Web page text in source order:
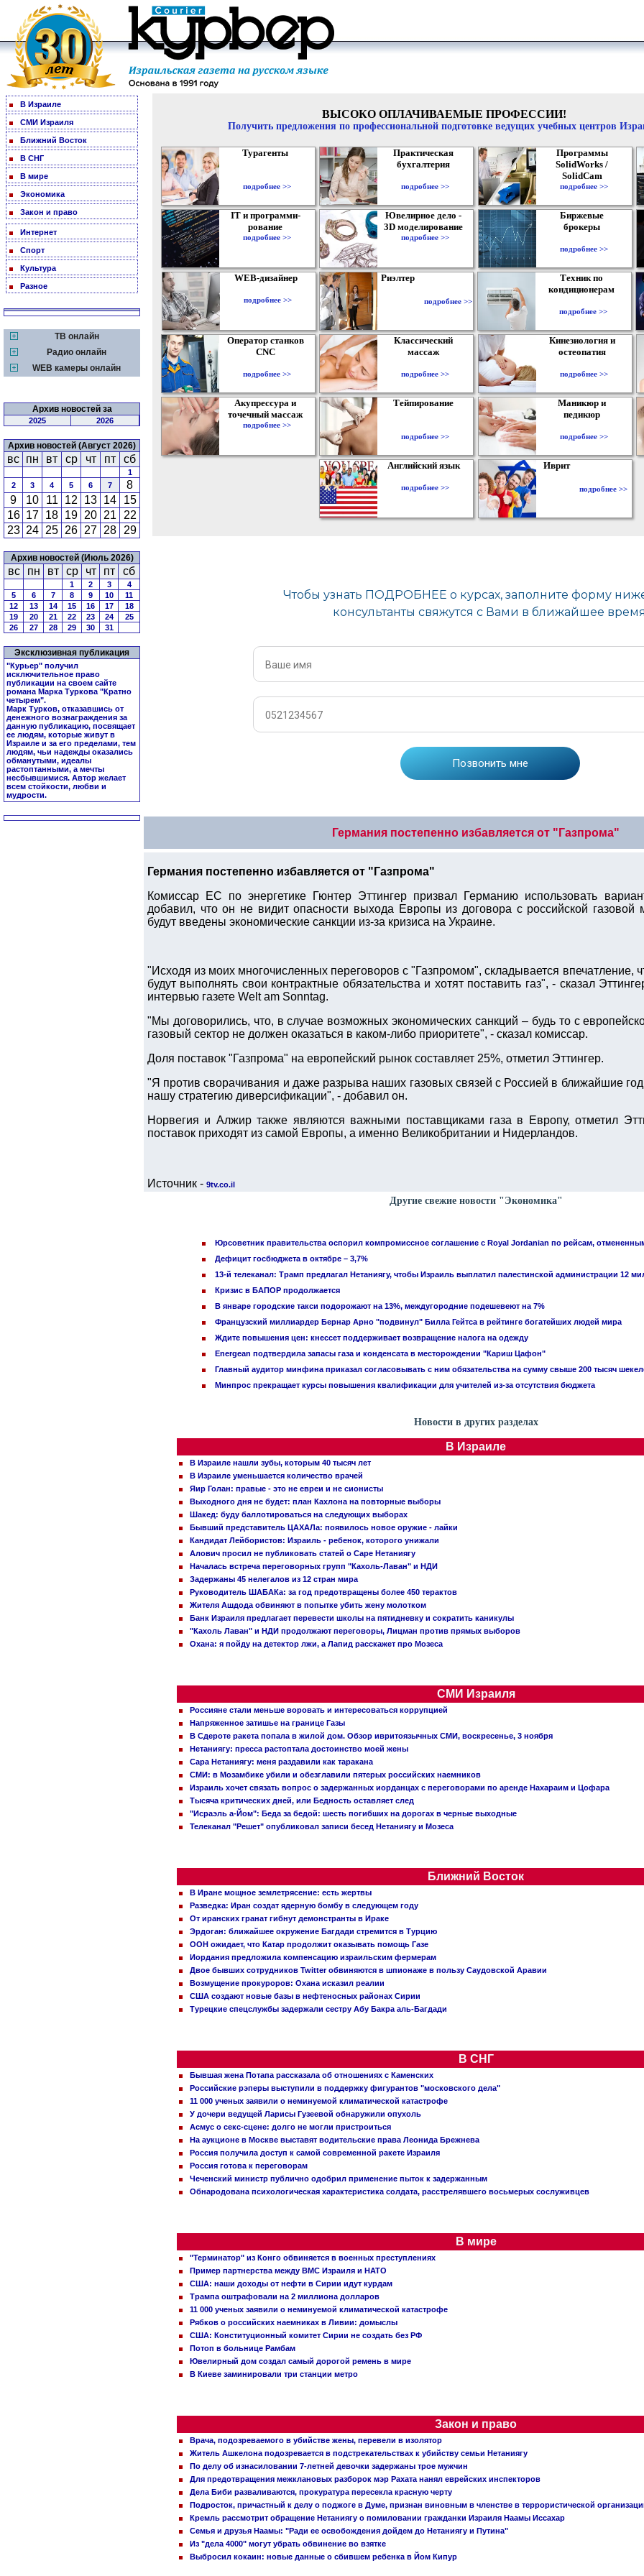
В Израиле
СМИ Израиля
Ближний Восток
В СНГ
В мире
Экономика
Закон и право
Интернет
Спорт
Культура
Разное
ТВ онлайн
Радио онлайн
WEB камеры онлайн
Архив новостей за
2025 2026
Архив новостей (Август 2026)
вс пн вт ср чт пт сб
1
2
3 4 5 6 7
8
9
10 11 12 13 14
15
16 17 18 19 20 21
22
23 24 25 26 27 28 29
Архив новостей (Июль 2026)
вс пн вт ср чт пт сб
1 2 3
4
5
6 7 8 9 10
11
12
13 14 15 16 17
18
19
20 21 22 23 24
25
26
27 28 29 30 31
Эксклюзивная публикация
"Курьер" получил
исключительное право
публикации на своем сайте
романа Марка Туркова "Кратно
четырем".
Марк Турков, отказавшись от
денежного вознаграждения за
данную публикацию, посвящает
ее людям, которые живут в
Израиле и за его пределами, тем
людям, чьи надежды оказались
обманутыми, идеалы
растоптанными, а мечты
несбывшимися. Автор желает
всем стойкости, любви и
мудрости.
ВЫСОКО ОПЛАЧИВАЕМЫЕ ПРОФЕССИИ!
Получить предложения по профессиональной подготовке ведущих учебных центров
Турагенты
подробнее >>
Практическая
бухгалтерия
подробнее >>
Программы
SolidWorks /
SolidCam
подробнее >>
IT и программи-
рование
подробнее >>
Ювелирное дело -
3D моделирование
подробнее >>
Биржевые
брокеры
подробнее >>
WEB-дизайнер
подробнее >>
Риэлтер
подробнее >>
Техник по
кондиционерам
подробнее >>
Оператор станков
CNC
подробнее >>
Классический
массаж
подробнее >>
Кинезиология и
остеопатия
подробнее >>
Акупрессура и
точечный массаж
подробнее >>
Тейпирование
подробнее >>
Маникюр и
педикюр
подробнее >>
Английский язык
подробнее >>
Иврит
подробнее >>
Германия постепенно избавляется от "Газпрома"
Германия постепенно избавляется от "Газпрома"
Комиссар ЕС по энергетике Гюнтер Эттингер призвал Германию использовать
добавил, что он не видит опасности выхода Европы из договора с российской газовой
будут введены экономические санкции из-за кризиса на Украине.
"Исходя из моих многочисленных переговоров с "Газпромом", складывается впечатление,
будут выполнять свои контрактные обязательства и хотят поставить газ", - сказал
интервью газете Welt am Sonntag.
"Мы договорились, что, в случае возможных экономических санкций – будь то с
газовый сектор не должен оказаться в каком-либо приоритете", - сказал комиссар.
Доля поставок "Газпрома" на европейский рынок составляет 25%, отметил Эттингер.
"Я против сворачивания и даже разрыва наших газовых связей с Россией в ближайшие
нашу стратегию диверсификации", - добавил он.
Норвегия и Алжир также являются важными поставщиками газа в Европу, отметил
поставок приходят из самой Европы, а именно Великобритании и Нидерландов.
Источник - 9tv.co.il
Другие свежие новости "Экономика"
Юрсоветник правительства оспорил компромиссное соглашение с Royal Jordanian по рейсам,
Дефицит госбюджета в октябре – 3,7%
13-й телеканал: Трамп предлагал Нетаниягу, чтобы Израиль выплатил палестинской администрации 12
Кризис в БАПОР продолжается
В январе городские такси подорожают на 13%, междугородние подешевеют на 7%
Французский миллиардер Бернар Арно "подвинул" Билла Гейтса в рейтинге богатейших людей мира
Ждите повышения цен: кнессет поддерживает возвращение налога на одежду
Energean подтвердила запасы газа и конденсата в месторождении "Кариш Цафон"
Главный аудитор минфина приказал согласовывать с ним обязательства на сумму свыше 200 тысяч
Минпрос прекращает курсы повышения квалификации для учителей из-за отсутствия бюджета
Новости в других разделах
В Израиле
В Израиле нашли зубы, которым 40 тысяч лет
В Израиле уменьшается количество врачей
Яир Голан: правые - это не евреи и не сионисты
Выходного дня не будет: план Кахлона на повторные выборы
Шакед: буду баллотироваться на следующих выборах
Бывший представитель ЦАХАЛа: появилось новое оружие - лайки
Кандидат Лейбористов: Израиль - ребенок, которого унижали
Алович просил не публиковать статей о Саре Нетаниягу
Началась встреча переговорных групп "Кахоль-Лаван" и НДИ
Задержаны 45 нелегалов из 12 стран мира
Руководитель ШАБАКа: за год предотвращены более 450 терактов
Жителя Ашдода обвиняют в попытке убить жену молотком
Банк Израиля предлагает перевести школы на пятидневку и сократить каникулы
"Кахоль Лаван" и НДИ продолжают переговоры, Лицман против прямых выборов
Охана: я пойду на детектор лжи, а Лапид расскажет про Мозеса
СМИ Израиля
Россияне стали меньше воровать и интересоваться коррупцией
Напряженное затишье на границе Газы
В Сдероте ракета попала в жилой дом. Обзор ивритоязычных СМИ, воскресенье, 3 ноября
Нетаниягу: пресса растоптала достоинство моей жены
Сара Нетаниягу: меня раздавили как таракана
СМИ: в Мозамбике убили и обезглавили пятерых российских наемников
Израиль хочет связать вопрос о задержанных иорданцах с переговорами по аренде Нахараим и Цофара
Тысяча критических дней, или Бедность оставляет след
"Исраэль а-Йом": Беда за бедой: шесть погибших на дорогах в черные выходные
Телеканал "Решет" опубликовал записи бесед Нетаниягу и Мозеса
Ближний Восток
В Иране мощное землетрясение: есть жертвы
Разведка: Иран создат ядерную бомбу в следующем году
От иранских гранат гибнут демонстранты в Ираке
Эрдоган: ближайшее окружение Багдади стремится в Турцию
ООН ожидает, что Катар продолжит оказывать помощь Газе
Иордания предложила компенсацию израильским фермерам
Двое бывших сотрудников Twitter обвиняются в шпионаже в пользу Саудовской Аравии
Возмущение прокуроров: Охана исказил реалии
США создают новые базы в нефтеносных районах Сирии
Турецкие спецслужбы задержали сестру Абу Бакра аль-Багдади
В СНГ
Бывшая жена Потапа рассказала об отношениях с Каменских
Российские рэперы выступили в поддержку фигурантов "московского дела"
11 000 ученых заявили о неминуемой климатической катастрофе
У дочери ведущей Ларисы Гузеевой обнаружили опухоль
Асмус о секс-сцене: долго не могли пристроиться
На аукционе в Москве выставят водительские права Леонида Брежнева
Россия получила доступ к самой современной ракете Израиля
Россия готова к переговорам
Чеченский министр публично одобрил применение пыток к задержанным
Обнародована психологическая характеристика солдата, расстрелявшего восьмерых сослуживцев
В мире
"Терминатор" из Конго обвиняется в военных преступлениях
Пример партнерства между ВМС Израиля и НАТО
США: наши доходы от нефти в Сирии идут курдам
Трампа оштрафовали на 2 миллиона долларов
11 000 ученых заявили о неминуемой климатической катастрофе
Рябков о российских наемниках в Ливии: домыслы
США: Конституционный комитет Сирии не создать без РФ
Потоп в больнице Рамбам
Ювелирный дом создал самый дорогой ремень в мире
В Киеве заминировали три станции метро
Закон и право
Врача, подозреваемого в убийстве жены, перевели в изолятор
Житель Ашкелона подозревается в подстрекательствах к убийству семьи Нетаниягу
По делу об изнасиловании 7-летней девочки задержаны трое мужчин
Для предотвращения межклановых разборок мэр Рахата нанял еврейских инспекторов
Дела Биби разваливаются, прокуратура пересекла красную черту
Подросток, причастный к делу о поджоге в Думе, признан виновным в членстве в террористической
Кремль рассмотрит обращение Нетаниягу о помиловании гражданки Израиля Наамы Иссахар
Семья и друзья Наамы: "Ради ее освобождения дойдем до Нетаниягу и Путина"
Из "дела 4000" могут убрать обвинение во взятке
Выбросил кокаин: новые данные о сбившем ребенка в Йом Кипур